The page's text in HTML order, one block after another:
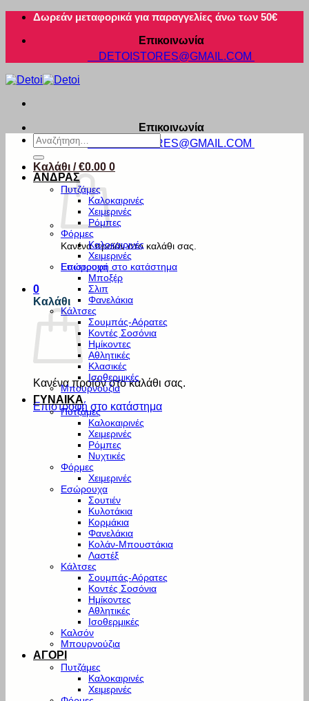
Μετάβαση
περιεχόμενο
Δωρεάν μεταφορικά για παραγγελίες άνω των 50€
Επικοινωνία
DETOISTORES@GMAIL.COM
Επικοινωνία
DETOISTORES@GMAIL.COM
Καλάθι /€0.00 0
Κανένα προϊόν στο καλάθι σας.
Επιστροφή στο κατάστημα
0
Καλάθι
Κανένα προϊόν στο καλάθι σας.
Επιστροφή στο κατάστημα
Αναζήτηση
για:
ΑΝΔΡΑΣ
Πυτζάμες
Καλοκαιρινές
Χειμερινές
Ρόμπες
Φόρμες
Καλοκαιρινές
Χειμερινές
Εσώρουχα
Μποξέρ
Σλιπ
Φανελάκια
Κάλτσες
Σουμπάς-Αόρατες
Κοντές Σοσόνια
Ημίκοντες
Αθλητικές
Κλασικές
Ισοθερμικές
Μπουρνούζια
ΓΥΝΑΙΚΑ
Πυτζάμες
Καλοκαιρινές
Χειμερινές
Ρόμπες
Νυχτικές
Φόρμες
Χειμερινές
Εσώρουχα
Σουτιέν
Κυλοτάκια
Κορμάκια
Φανελάκια
Κολάν-Μπουστάκια
Λαστέξ
Κάλτσες
Σουμπάς-Αόρατες
Κοντές Σοσόνια
Ημίκοντες
Αθλητικές
Ισοθερμικές
Καλσόν
Μπουρνούζια
ΑΓΟΡΙ
Πυτζάμες
Καλοκαιρινές
Χειμερινές